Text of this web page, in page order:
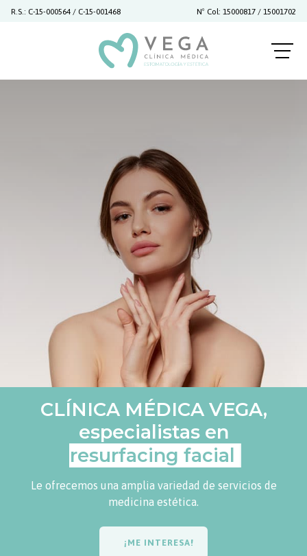
R.S.: C-15-000564 / C-15-001468 Nº Col: 15000817 / 15001702
CLÍNICA MÉDICA VEGA,
especialistas en resurfacing
Le ofrecemos una amplia variedad de servicios de
medicina estética.